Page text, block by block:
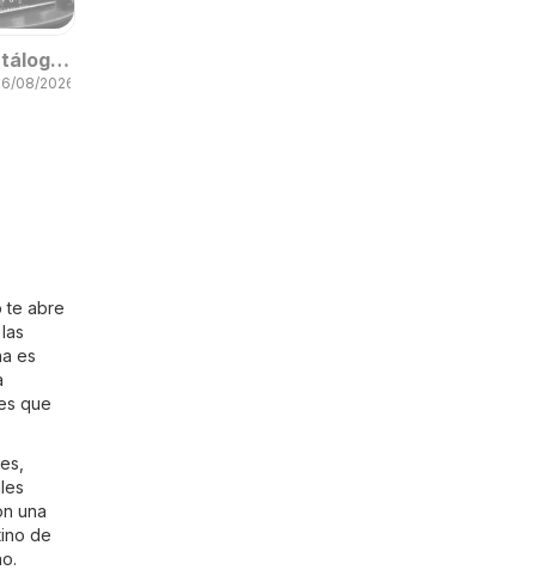
08/2026
te abre
es
que
una
de